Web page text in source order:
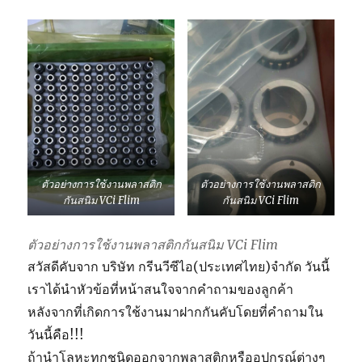
ตัวอย่างการใช้งานพลาสติก
กันสนิม VCi Flim
ตัวอย่างการใช้งานพลาสติก
กันสนิม VCi Flim
ตัวอย่างการใช้งานพลาสติกกันสนิม VCi Flim
สวัสดีคับจาก บริษัท กรีนวีซีไอ(ประเทศไทย)จำกัด วันนี้
เราได้นำหัวข้อที่หน้าสนใจจากคำถามของลูกค้า
หลังจากที่เกิดการใช้งานมาฝากกันคับโดยที่คำถามใน
วันนี้คือ!!!
ถ้านำโลหะทุกชนิดออกจากพลาสติกหรืออุปกรณ์ต่างๆ